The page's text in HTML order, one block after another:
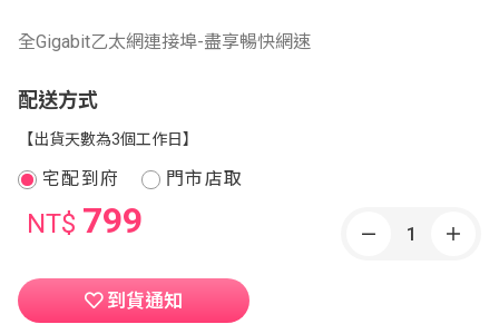
全Gigabit乙太網連接埠-盡享暢快網速
配送方式
【出貨天數為3個工作日】
宅配到府 門市店取
NT$ 799
到貨通知